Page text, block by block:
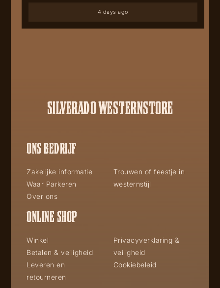
4 days ago
SILVERADO WESTERNSTORE
ONS BEDRIJF
Zakelijke informatie
Waar Parkeren
Over ons
Trouwen of feestje in
westernstijl
ONLINE SHOP
Winkel
Betalen & veiligheid
Leveren en
retourneren
Privacyverklaring &
veiligheid
Cookiebeleid